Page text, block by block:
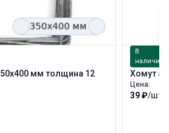
мм толщина 12
В
наличии
Хомут
Цена:
39 ₽/шт